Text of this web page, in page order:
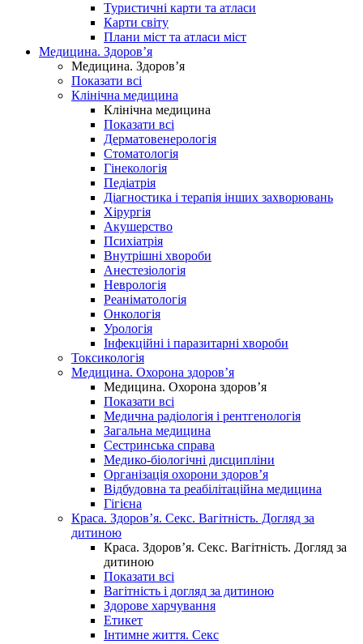
Туристичні карти та атласи
Карти світу
Плани міст та атласи міст
Медицина. Здоров’я
Медицина. Здоров’я
Показати всі
Клінічна медицина
Клінічна медицина
Показати всі
Дерматовенерологія
Стоматологія
Гінекологія
Педіатрія
Діагностика і терапія інших захворювань
Хірургія
Акушерство
Психіатрія
Внутрішні хвороби
Анестезіологія
Неврологія
Реаніматологія
Онкологія
Урологія
Інфекційні і паразитарні хвороби
Токсикологія
Медицина. Охорона здоров’я
Медицина. Охорона здоров’я
Показати всі
Медична радіологія і рентгенологія
Загальна медицина
Сестринська справа
Медико-біологічні дисципліни
Організація охорони здоров’я
Відбудовна та реабілітаційна медицина
Гігієна
Краса. Здоров’я. Секс. Вагітність. Догляд за
дитиною
Краса. Здоров’я. Секс. Вагітність. Догляд за
дитиною
Показати всі
Вагітність і догляд за дитиною
Здорове харчування
Етикет
Інтимне життя. Секс